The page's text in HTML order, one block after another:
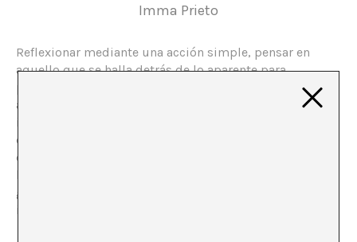
Imma Prieto
Reflexionar mediante una acción simple, pensar en
aquello que se halla detrás de lo aparente para
percatarse, quizá, de que el rastro no es más que
ausencia. Reconocer lo visible como símbolo de lo
invisible, asumir que aquello que aparece es el rastro
de la desaparición, de lo que ya no está. Trazos
entendidos a modo de cerrojo, llaves que conducen al
baúl de la memoria personal y colectiva con el fin de
ganar la batalla al olvido, de recuperar lo que
ilegítimamente nos fue sustraído.